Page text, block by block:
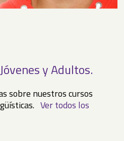
y Adultos.
sobre nuestros cursos
Ver todos los